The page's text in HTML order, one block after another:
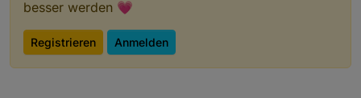
besser werden 💗
Registrieren Anmelden